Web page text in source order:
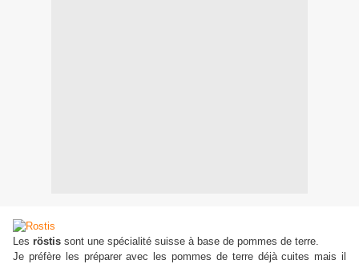
Les röstis sont une spécialité suisse à base de pommes de terre.
Je préfère les préparer avec les pommes de terre déjà cuites mais il